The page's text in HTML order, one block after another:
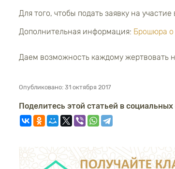
Для того, чтобы подать заявку на
Дополнительная информация: Брошюра о
Даем возможность каждому жертвовать
Опубликовано: 31 октября 2017
Поделитесь этой статьей в социальных